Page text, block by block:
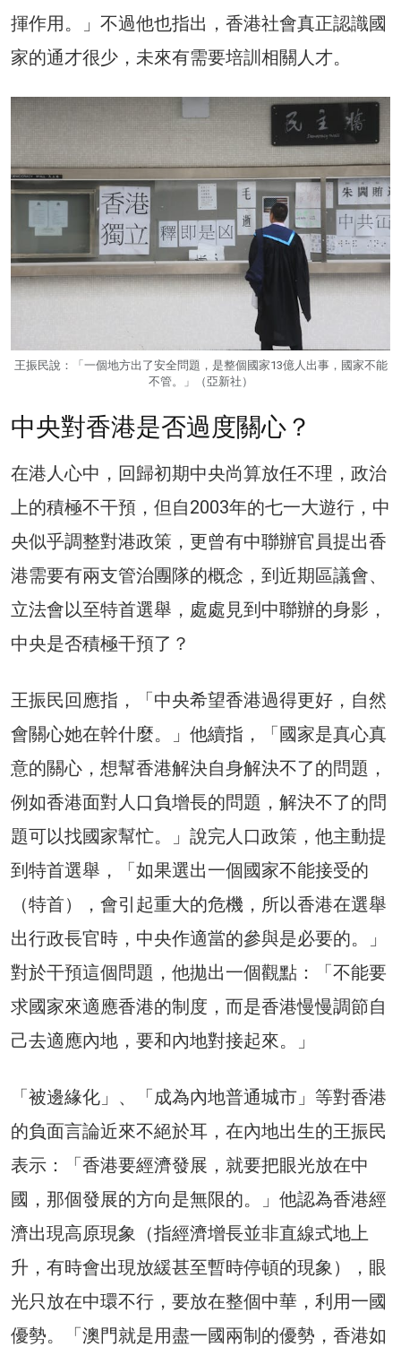
揮作用。」不過他也指出，香港社會真正認識國
家的通才很少，未來有需要培訓相關人才。
王振民說：「一個地方出了安全問題，是整個國家13億人出事，國家不能
不管。」（亞新社）
中央對香港是否過度關心？
在港人心中，回歸初期中央尚算放任不理，政治
上的積極不干預，但自2003年的七一大遊行，中
央似乎調整對港政策，更曾有中聯辦官員提出香
港需要有兩支管治團隊的概念，到近期區議會、
立法會以至特首選舉，處處見到中聯辦的身影，
中央是否積極干預了？
王振民回應指，「中央希望香港過得更好，自然
會關心她在幹什麼。」他續指，「國家是真心真
意的關心，想幫香港解決自身解決不了的問題，
例如香港面對人口負增長的問題，解決不了的問
題可以找國家幫忙。」說完人口政策，他主動提
到特首選舉，「如果選出一個國家不能接受的
（特首），會引起重大的危機，所以香港在選舉
出行政長官時，中央作適當的參與是必要的。」
對於干預這個問題，他拋出一個觀點：「不能要
求國家來適應香港的制度，而是香港慢慢調節自
己去適應內地，要和內地對接起來。」
「被邊緣化」、「成為內地普通城市」等對香港
的負面言論近來不絕於耳，在內地出生的王振民
表示：「香港要經濟發展，就要把眼光放在中
國，那個發展的方向是無限的。」他認為香港經
濟出現高原現象（指經濟增長並非直線式地上
升，有時會出現放緩甚至暫時停頓的現象），眼
光只放在中環不行，要放在整個中華，利用一國
優勢。「澳門就是用盡一國兩制的優勢，香港如